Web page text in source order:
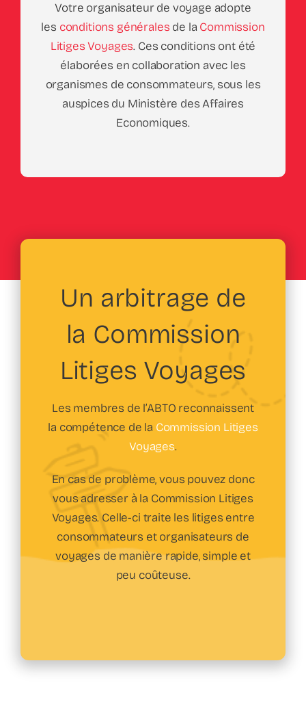
Votre organisateur de voyage adopte
les conditions générales de la Commission
Litiges Voyages. Ces conditions ont été
élaborées en collaboration avec les
organismes de consommateurs, sous les
auspices du Ministère des Affaires
Economiques.
Un arbitrage de
la Commission
Litiges Voyages
Les membres de l’ABTO reconnaissent
la compétence de la Commission Litiges
Voyages.
En cas de problème, vous pouvez donc
vous adresser à la Commission Litiges
Voyages. Celle-ci traite les litiges entre
consommateurs et organisateurs de
voyages de manière rapide, simple et
peu coûteuse.